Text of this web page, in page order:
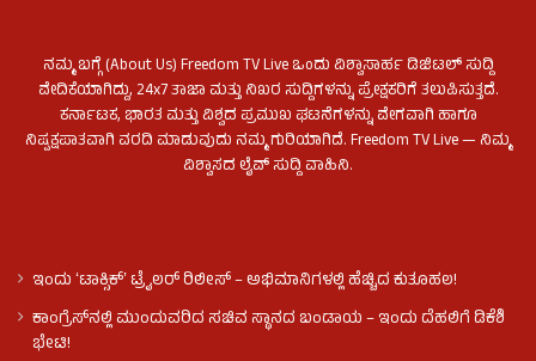
ನಮ್ಮ ಬಗ್ಗೆ (About Us) Freedom TV Live ಒಂದು ವಿಶ್ವಾಸಾರ್ಹ ಡಿಜಿಟಲ್ ಸುದ್ದಿ
ವೇದಿಕೆಯಾಗಿದ್ದು, 24x7 ತಾಜಾ ಮತ್ತು ನಿಖರ ಸುದ್ದಿಗಳನ್ನು ಪ್ರೇಕ್ಷಕರಿಗೆ ತಲುಪಿಸುತ್ತದೆ.
ಕರ್ನಾಟಕ, ಭಾರತ ಮತ್ತು ವಿಶ್ವದ ಪ್ರಮುಖ ಘಟನೆಗಳನ್ನು ವೇಗವಾಗಿ ಹಾಗೂ
ನಿಷ್ಪಕ್ಷಪಾತವಾಗಿ ವರದಿ ಮಾಡುವುದು ನಮ್ಮ ಗುರಿಯಾಗಿದೆ. Freedom TV Live — ನಿಮ್ಮ
ವಿಶ್ವಾಸದ ಲೈವ್ ಸುದ್ದಿ ವಾಹಿನಿ.
ಇಂದು ʻಟಾಕ್ಸಿಕ್ʼ ಟ್ರೈಲರ್ ರಿಲೀಸ್‌ – ಅಭಿಮಾನಿಗಳಲ್ಲಿ ಹೆಚ್ಚಿದ ಕುತೂಹಲ!
ಕಾಂಗ್ರೆಸ್​ನಲ್ಲಿ ಮುಂದುವರಿದ ಸಚಿವ ಸ್ಥಾನದ ಬಂಡಾಯ – ಇಂದು ದೆಹಲಿಗೆ ಡಿಕೆಶಿ
ಭೇಟಿ!